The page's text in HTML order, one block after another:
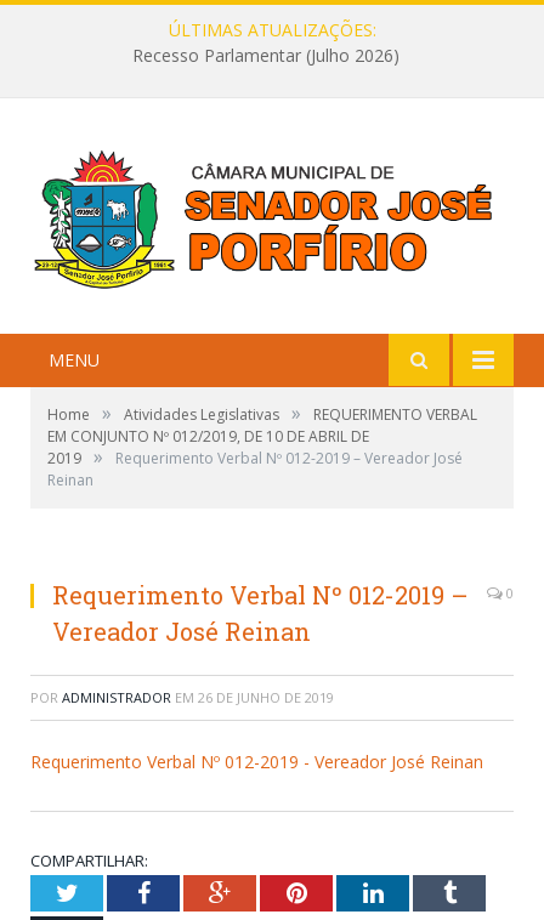
ÚLTIMAS ATUALIZAÇÕES:
Recesso Parlamentar (Julho 2026)
MENU
Home » Atividades Legislativas »
REQUERIMENTO VERBAL
EM CONJUNTO Nº 012/2019, DE 10 DE ABRIL DE
2019 »
Requerimento Verbal Nº 012-2019 – Vereador José
Reinan
Requerimento Verbal Nº 012-2019 –
Vereador José Reinan
0
POR ADMINISTRADOR EM 26 DE JUNHO DE 2019
Requerimento Verbal Nº 012-2019 - Vereador José Reinan
COMPARTILHAR:
TwitterFacebookGoogle+PinterestLinkedInTumblr